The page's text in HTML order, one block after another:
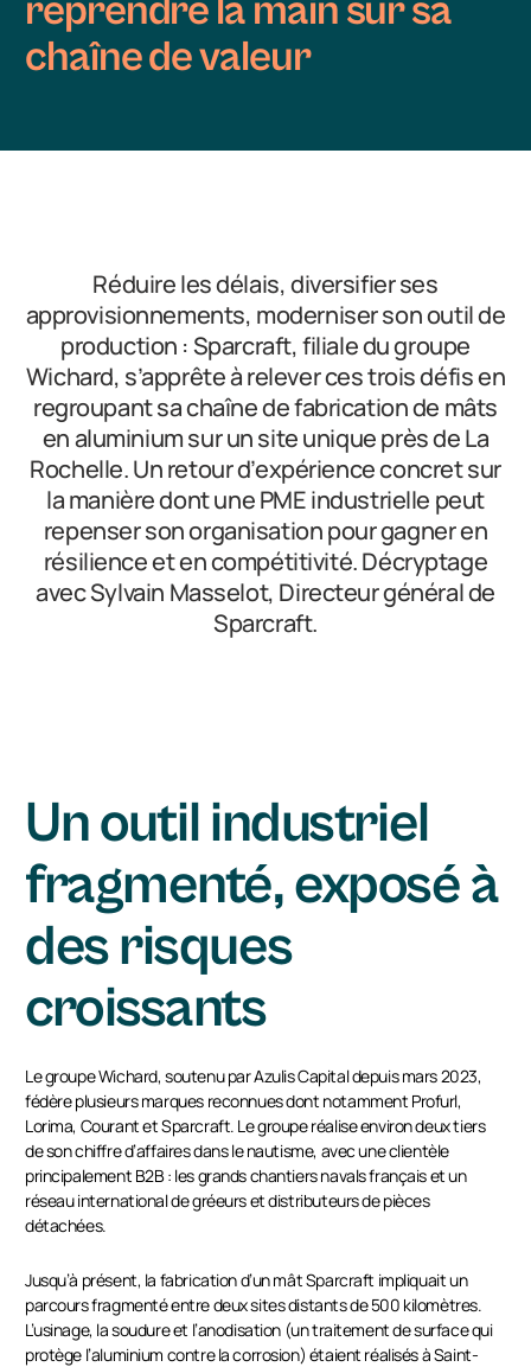
reprendre la main sur sa
chaîne de valeur
Réduire les délais, diversifier ses
approvisionnements, moderniser son outil de
production : Sparcraft, filiale du groupe
Wichard, s’apprête à relever ces trois défis en
regroupant sa chaîne de fabrication de mâts
en aluminium sur un site unique près de La
Rochelle. Un retour d’expérience concret sur
la manière dont une PME industrielle peut
repenser son organisation pour gagner en
résilience et en compétitivité. Décryptage
avec Sylvain Masselot, Directeur général de
Sparcraft.
Un outil industriel
fragmenté, exposé à
des risques
croissants
Le groupe Wichard, soutenu par Azulis Capital depuis mars 2023,
fédère plusieurs marques reconnues dont notamment Profurl,
Lorima, Courant et Sparcraft. Le groupe réalise environ deux tiers
de son chiffre d’affaires dans le nautisme, avec une clientèle
principalement B2B : les grands chantiers navals français et un
réseau international de gréeurs et distributeurs de pièces
détachées.
Jusqu’à présent, la fabrication d’un mât Sparcraft impliquait un
parcours fragmenté entre deux sites distants de 500 kilomètres.
L’usinage, la soudure et l’anodisation (un traitement de surface qui
protège l’aluminium contre la corrosion) étaient réalisés à Saint-